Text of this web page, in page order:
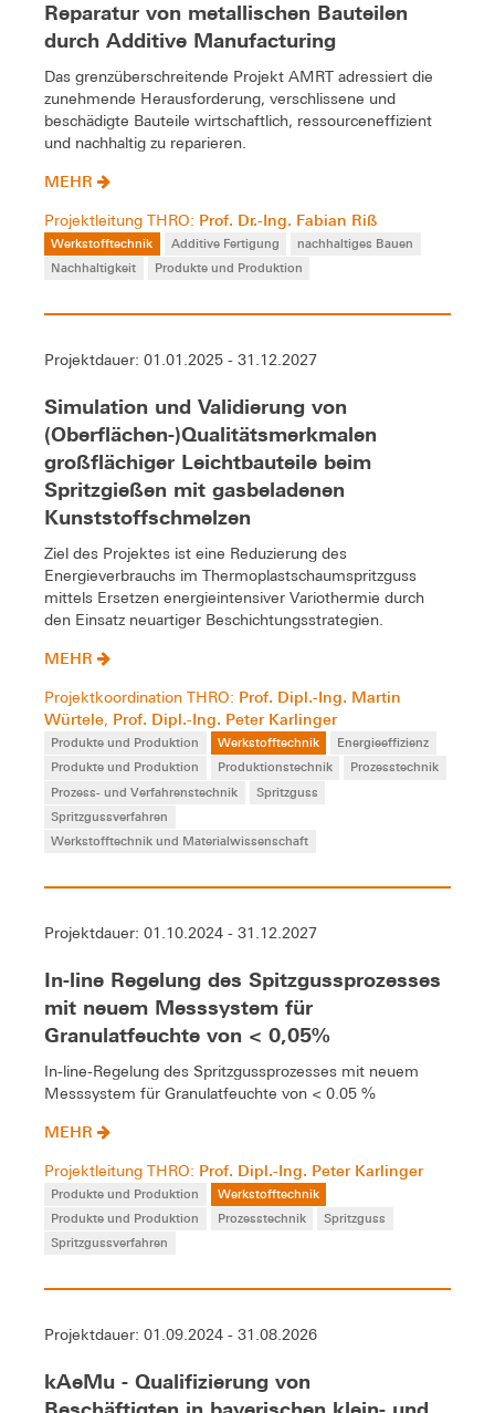
Reparatur von metallischen Bauteilen
durch Additive Manufacturing
Das grenzüberschreitende Projekt AMRT adressiert die
zunehmende Herausforderung, verschlissene und
beschädigte Bauteile wirtschaftlich, ressourceneffizient
und nachhaltig zu reparieren.
MEHR
Projektleitung THRO: Prof. Dr.-Ing. Fabian Riß
Werkstofftechnik Additive Fertigung
nachhaltiges Bauen
Nachhaltigkeit
Produkte und Produktion
Projektdauer: 01.01.2025 - 31.12.2027
Simulation und Validierung von
(Oberflächen-)Qualitätsmerkmalen
großflächiger Leichtbauteile beim
Spritzgießen mit gasbeladenen
Kunststoffschmelzen
Ziel des Projektes ist eine Reduzierung des
Energieverbrauchs im Thermoplastschaumspritzguss
mittels Ersetzen energieintensiver Variothermie durch
den Einsatz neuartiger Beschichtungsstrategien.
MEHR
Projektkoordination THRO: Prof. Dipl.-Ing. Martin
Würtele, Prof. Dipl.-Ing. Peter Karlinger
Produkte und Produktion Werkstofftechnik
Energieeffizienz
Produkte und Produktion
Produktionstechnik
Prozesstechnik
Prozess- und Verfahrenstechnik
Spritzguss
Spritzgussverfahren
Werkstofftechnik und Materialwissenschaft
Projektdauer: 01.10.2024 - 31.12.2027
In-line Regelung des Spitzgussprozesses
mit neuem Messsystem für
Granulatfeuchte von < 0,05%
In-line-Regelung des Spritzgussprozesses mit neuem
Messsystem für Granulatfeuchte von < 0.05 %
MEHR
Projektleitung THRO: Prof. Dipl.-Ing. Peter Karlinger
Produkte und Produktion
Werkstofftechnik
Produkte und Produktion
Prozesstechnik
Spritzguss
Spritzgussverfahren
Projektdauer: 01.09.2024 - 31.08.2026
kAeMu - Qualifizierung von